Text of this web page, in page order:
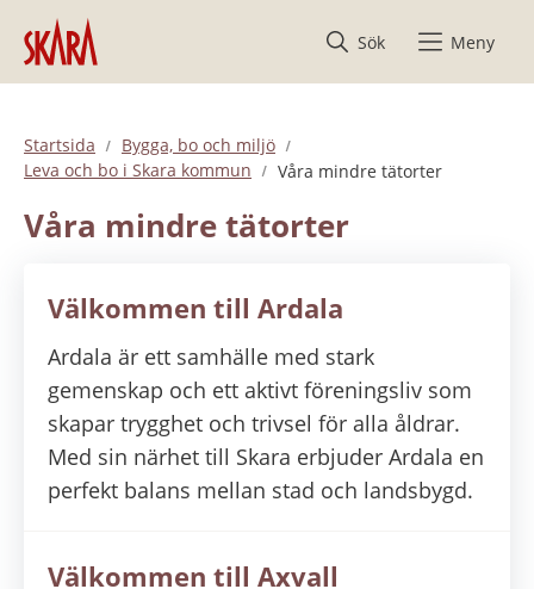
Hoppa till innehåll
Sök
Meny
Startsida
Bygga, bo och miljö
Leva och bo i Skara kommun
Våra mindre tätorter
Våra mindre tätorter
Välkommen till Ardala
Ardala är ett samhälle med stark
gemenskap och ett aktivt föreningsliv som
skapar trygghet och trivsel för alla åldrar.
Med sin närhet till Skara erbjuder Ardala en
perfekt balans mellan stad och landsbygd.
Välkommen till Axvall